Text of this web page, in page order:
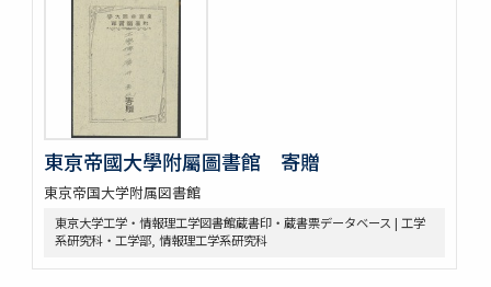
東亰帝國大學附屬圖書館 寄贈
東京帝国大学附属図書館
東京大学工学・情報理工学図書館蔵書印・蔵書票データベース | 工学
系研究科・工学部, 情報理工学系研究科